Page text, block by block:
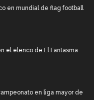
en mundial de flag football
el elenco de El Fantasma
en liga mayor de